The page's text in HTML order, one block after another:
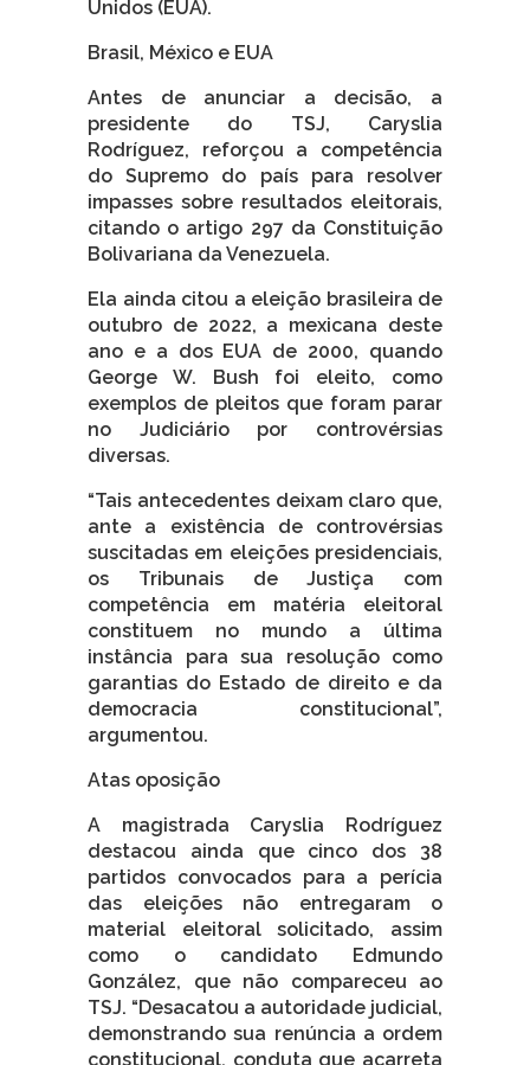
Unidos (EUA).
Brasil, México e EUA
Antes de anunciar a decisão, a
presidente do TSJ, Caryslia
Rodríguez, reforçou a competência
do Supremo do país para resolver
impasses sobre resultados eleitorais,
citando o artigo 297 da Constituição
Bolivariana da Venezuela.
Ela ainda citou a eleição brasileira de
outubro de 2022, a mexicana deste
ano e a dos EUA de 2000, quando
George W. Bush foi eleito, como
exemplos de pleitos que foram parar
no Judiciário por controvérsias
diversas.
“Tais antecedentes deixam claro que,
ante a existência de controvérsias
suscitadas em eleições presidenciais,
os Tribunais de Justiça com
competência em matéria eleitoral
constituem no mundo a última
instância para sua resolução como
garantias do Estado de direito e da
democracia constitucional”,
argumentou.
Atas oposição
A magistrada Caryslia Rodríguez
destacou ainda que cinco dos 38
partidos convocados para a perícia
das eleições não entregaram o
material eleitoral solicitado, assim
como o candidato Edmundo
González, que não compareceu ao
TSJ. “Desacatou a autoridade judicial,
demonstrando sua renúncia a ordem
constitucional, conduta que acarreta